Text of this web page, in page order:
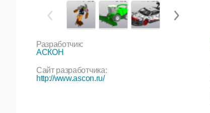
Разработчик:
АСКОН
Сайт разработчика:
http://www.ascon.ru/